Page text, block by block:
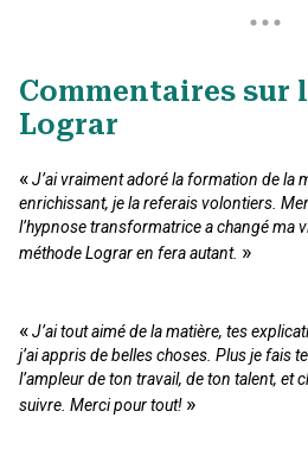
Commentaires sur
Lograr
«J’ai vraiment adoré la formation de la
enrichissant, je la referais volontiers.
l’hypnose transformatrice a changé ma
méthode Lograr en fera autant. »
«J’ai tout aimé de la matière, tes
j’ai appris de belles choses. Plus je fais
l’ampleur de ton travail, de ton talent, et
suivre. Merci pour tout! »